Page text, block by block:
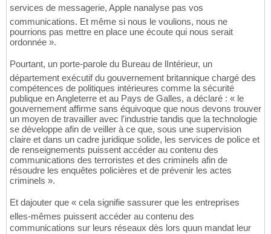
services de messagerie, Apple nanalyse pas vos
communications. Et même si nous le voulions, nous ne
pourrions pas mettre en place une écoute qui nous serait
ordonnée ».
Pourtant, un porte-parole du Bureau de lIntérieur, un
département exécutif du gouvernement britannique chargé des
compétences de politiques intérieures comme la sécurité
publique en Angleterre et au Pays de Galles, a déclaré : « le
gouvernement affirme sans équivoque que nous devons trouver
un moyen de travailler avec l'industrie tandis que la technologie
se développe afin de veiller à ce que, sous une supervision
claire et dans un cadre juridique solide, les services de police et
de renseignements puissent accéder au contenu des
communications des terroristes et des criminels afin de
résoudre les enquêtes policières et de prévenir les actes
criminels ».
Et dajouter que « cela signifie sassurer que les entreprises
elles-mêmes puissent accéder au contenu des
communications sur leurs réseaux dès lors quun mandat leur